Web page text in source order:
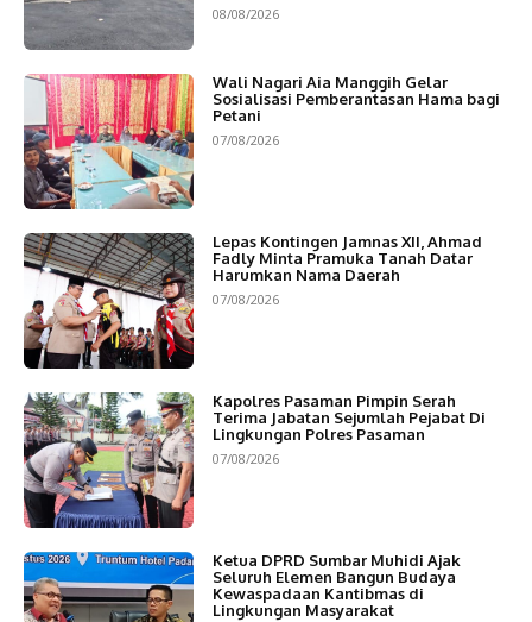
08/08/2026
Wali Nagari Aia Manggih Gelar
Sosialisasi Pemberantasan Hama bagi
Petani
07/08/2026
Lepas Kontingen Jamnas XII, Ahmad
Fadly Minta Pramuka Tanah Datar
Harumkan Nama Daerah
07/08/2026
Kapolres Pasaman Pimpin Serah
Terima Jabatan Sejumlah Pejabat Di
Lingkungan Polres Pasaman
07/08/2026
Ketua DPRD Sumbar Muhidi Ajak
Seluruh Elemen Bangun Budaya
Kewaspadaan Kantibmas di
Lingkungan Masyarakat